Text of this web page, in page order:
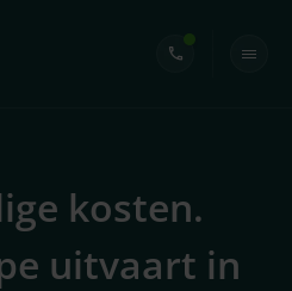
kosten.
uitvaart in